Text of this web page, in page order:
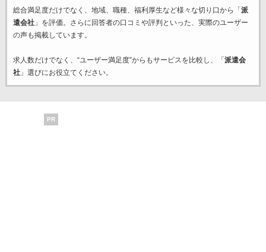
総合満足度だけでなく、地域、職種、福利厚生など様々な切り口から「 派
遣会社」を評価。さらに回答者の口コミや評判といった、実際のユーザー
の声も掲載しています。
求人数だけでなく、“ユーザー満足度”からもサービスを比較し、「 派遣会
社」選びにお役立てください。
PR